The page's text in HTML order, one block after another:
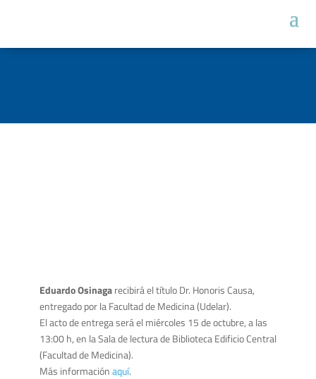
EduardoOsinagarecibirá el título Dr. Honoris Causa,
entregado por la Facultad de Medicina (Udelar).
El acto de entrega será el miércoles 15 de octubre, a las
13:00 h, en la Sala de lectura de Biblioteca Edificio Central
(Facultad de Medicina).
Más informaciónaquí.